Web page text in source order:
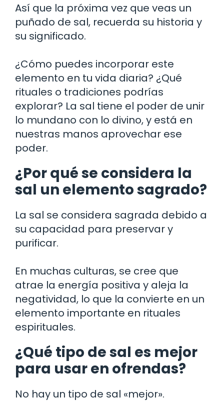
Así que la próxima vez que veas un
puñado de sal, recuerda su historia y
su significado.
¿Cómo puedes incorporar este
elemento en tu vida diaria? ¿Qué
rituales o tradiciones podrías
explorar? La sal tiene el poder de unir
lo mundano con lo divino, y está en
nuestras manos aprovechar ese
poder.
¿Por qué se considera la
sal un elemento sagrado?
La sal se considera sagrada debido a
su capacidad para preservar y
purificar.
En muchas culturas, se cree que
atrae la energía positiva y aleja la
negatividad, lo que la convierte en un
elemento importante en rituales
espirituales.
¿Qué tipo de sal es mejor
para usar en ofrendas?
No hay un tipo de sal «mejor».